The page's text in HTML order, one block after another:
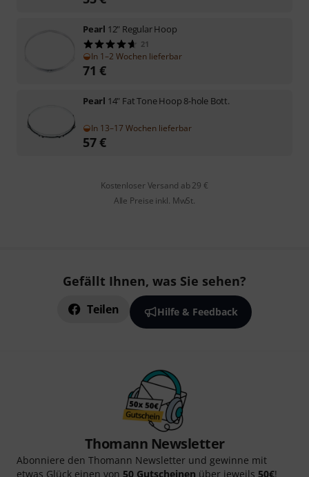
Pearl 12" Regular Hoop
21
In 1–2 Wochen lieferbar
71 €
Pearl 14" Fat Tone Hoop 8-hole Bott.
In 13–17 Wochen lieferbar
57€
Kostenloser Versand ab 29 €
Alle Preise inkl. MwSt.
Gefällt Ihnen, was Sie sehen?
Teilen Hilfe & Feedback
Thomann Newsletter
Abonniere den Thomann Newsletter und gewinne mit
etwas Glück einen von 50 Gutscheinen über jeweils 50€!